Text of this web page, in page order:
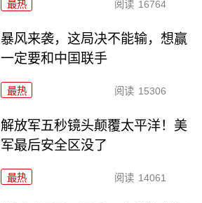
最热 阅读 16764
暴风来袭，这局决不能输，想赢
一定要和中国联手
最热 阅读 15306
解放军五秒镜头颠覆太平洋！美
军最后安全区没了
最热 阅读 14061